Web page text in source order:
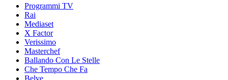
Programmi TV
Rai
Mediaset
X Factor
Verissimo
Masterchef
Ballando Con Le Stelle
Che Tempo Che Fa
Belve